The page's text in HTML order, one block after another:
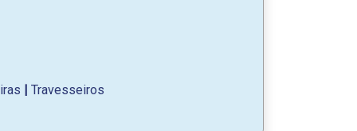
| Travesseiros